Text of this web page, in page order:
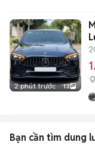
2 phút trước 13
Bạn cần tìm dung